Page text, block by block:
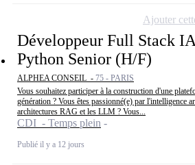
Développeur Full Stack
Python Senior (H/F)
ALPHEA CONSEIL - 75 - PARIS
Vous souhaitez participer à la construction d'une
génération ? Vous êtes passionné(e) par l'intelligence
architectures RAG et les LLM ? Vous...
CDI - Temps plein
Publié il y a 12 jours
Ajouter